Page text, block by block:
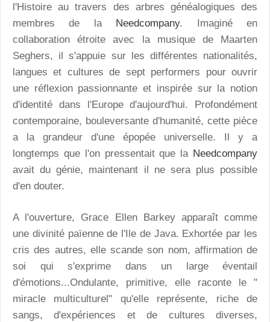
l'Histoire au travers des arbres généalogiques des
membres de la Needcompany. Imaginé en
collaboration étroite avec la musique de Maarten
Seghers, il s'appuie sur les différentes nationalités,
langues et cultures de sept performers pour ouvrir
une réflexion passionnante et inspirée sur la notion
d'identité dans l'Europe d'aujourd'hui. Profondément
contemporaine, bouleversante d'humanité, cette pièce
a la grandeur d'une épopée universelle. Il y a
longtemps que l'on pressentait que la Needcompany
avait du génie, maintenant il ne sera plus possible
d'en douter.
A l'ouverture, Grace Ellen Barkey apparaît comme
une divinité païenne de l'Ile de Java. Exhortée par les
cris des autres, elle scande son nom, affirmation de
soi qui s'exprime dans un large éventail
d'émotions...Ondulante, primitive, elle raconte le "
miracle multiculturel" qu'elle représente, riche de
sangs, d'expériences et de cultures diverses,